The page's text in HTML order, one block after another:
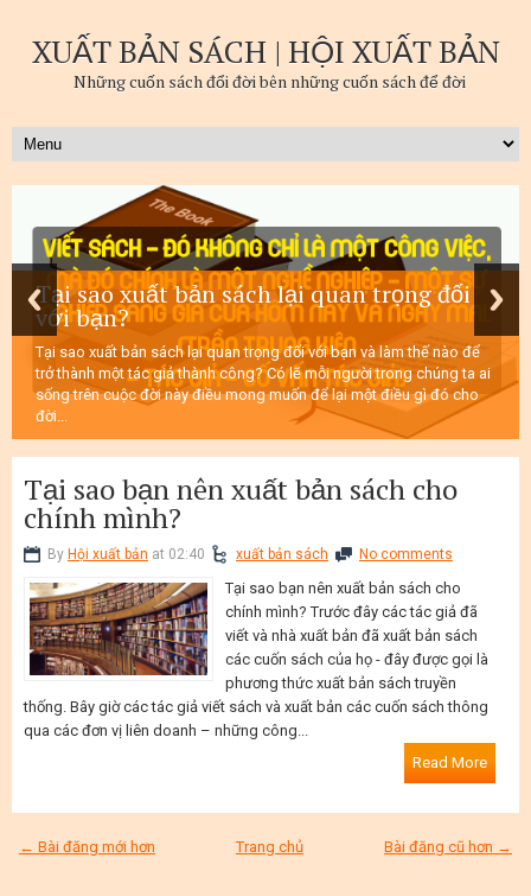
XUẤT BẢN SÁCH | HỘI XUẤT BẢN
Những cuốn sách đổi đời bên những cuốn sách để đời
Tại sao xuất bản sách lại quan trọng đối
với bạn?
Tại sao xuất bản sách lại quan trọng đối với bạn và làm thế nào để
trở thành một tác giả thành công? Có lẽ mỗi người trong chúng ta ai
sống trên cuộc đời này điều mong muốn để lại một điều gì đó cho
đời...
Tại sao bạn nên xuất bản sách cho
chính mình?
By Hội xuất bản at 02:40 xuất bản sách No comments
Tại sao bạn nên xuất bản sách cho
chính mình? Trước đây các tác giả đã
viết và nhà xuất bản đã xuất bản sách
các cuốn sách của họ - đây được gọi là
phương thức xuất bản sách truyền
thống. Bây giờ các tác giả viết sách và xuất bản các cuốn sách thông
qua các đơn vị liên doanh – những công...
Read More
← Bài đăng mới hơn Bài đăng cũ hơn →
Trang chủ